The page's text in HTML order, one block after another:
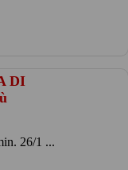
DI
26/1 ...